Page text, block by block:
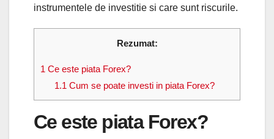
instrumentele de investitie si care sunt riscurile.
Rezumat:
1 Ce este piata Forex?
1.1 Cum se poate investi in piata Forex?
Ce este piata Forex?